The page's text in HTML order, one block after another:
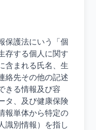
保護法にいう「個
存する個人に関す
含まれる氏名、生
絡先その他の記述
きる情報及び容
タ、及び健康保険
報単体から特定の
識別情報）を指し